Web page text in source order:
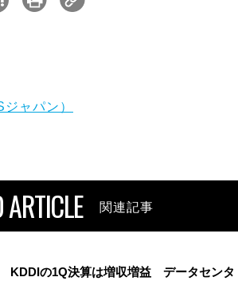
ャパン）
ARTICLE 関連記事
KDDIの1Q決算は増収増益 データセンタ